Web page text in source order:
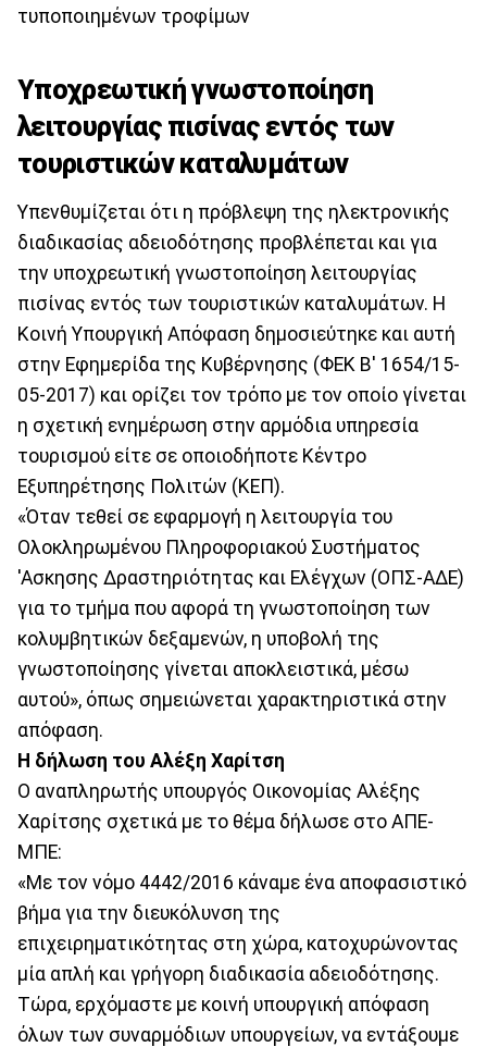
τυποποιημένων τροφίμων
Υποχρεωτική γνωστοποίηση
λειτουργίας πισίνας εντός των
τουριστικών καταλυμάτων
Υπενθυμίζεται ότι η πρόβλεψη της ηλεκτρονικής
διαδικασίας αδειοδότησης προβλέπεται και για
την υποχρεωτική γνωστοποίηση λειτουργίας
πισίνας εντός των τουριστικών καταλυμάτων. Η
Κοινή Υπουργική Απόφαση δημοσιεύτηκε και αυτή
στην Εφημερίδα της Κυβέρνησης (ΦΕΚ Β' 1654/15-
05-2017) και ορίζει τον τρόπο με τον οποίο γίνεται
η σχετική ενημέρωση στην αρμόδια υπηρεσία
τουρισμού είτε σε οποιοδήποτε Κέντρο
Εξυπηρέτησης Πολιτών (ΚΕΠ).
«Όταν τεθεί σε εφαρμογή η λειτουργία του
Ολοκληρωμένου Πληροφοριακού Συστήματος
'Ασκησης Δραστηριότητας και Ελέγχων (ΟΠΣ-ΑΔΕ)
για το τμήμα που αφορά τη γνωστοποίηση των
κολυμβητικών δεξαμενών, η υποβολή της
γνωστοποίησης γίνεται αποκλειστικά, μέσω
αυτού», όπως σημειώνεται χαρακτηριστικά στην
απόφαση.
Η δήλωση του Αλέξη Χαρίτση
Ο αναπληρωτής υπουργός Οικονομίας Αλέξης
Χαρίτσης σχετικά με το θέμα δήλωσε στο ΑΠΕ-
ΜΠΕ:
«Με τον νόμο 4442/2016 κάναμε ένα αποφασιστικό
βήμα για την διευκόλυνση της
επιχειρηματικότητας στη χώρα, κατοχυρώνοντας
μία απλή και γρήγορη διαδικασία αδειοδότησης.
Τώρα, ερχόμαστε με κοινή υπουργική απόφαση
όλων των συναρμόδιων υπουργείων, να εντάξουμε